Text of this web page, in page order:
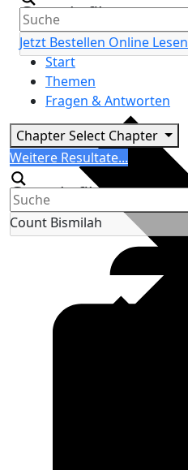
Generic filters
Jetzt Bestellen Online Lesen
Start
Themen
Fragen & Antworten
ChapterSelect Chapter
Search
Weitere Resultate...
Generic filters
Count Bismilah